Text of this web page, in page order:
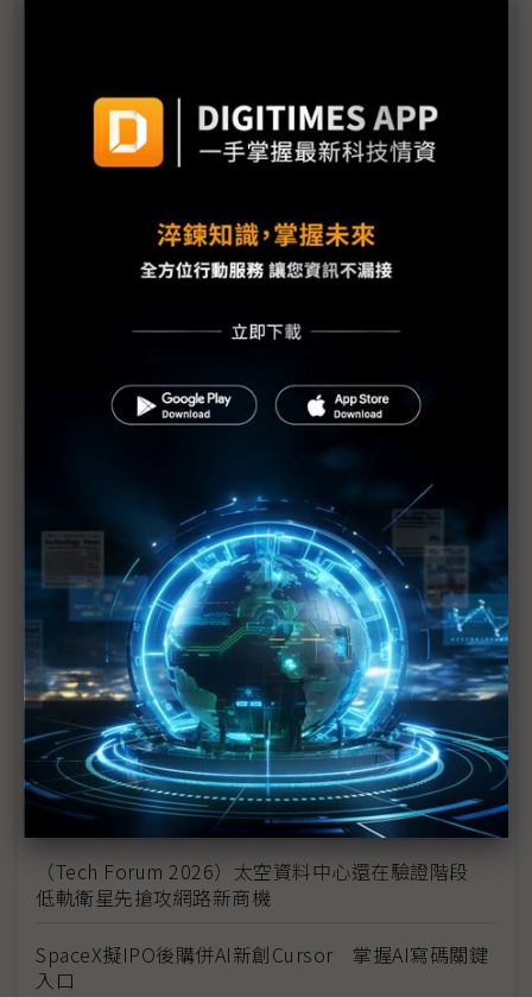
Elon Musk以火星夢打造資本敘事 SpaceX IPO瞄準
星際殖民入場券？
Starlink再奪美航大單 SpaceX IPO前加速擴張航空
空供電夢
星際獨裁者誕生？SpaceX打造強控制IPO架構 Elon
Musk鎖定長期戰略主導權
SpaceX IPO揭驚人燒錢真相 Starlink獨撐獲利、火
星願景恐吞噬資本
從Starlink到太空資料中心 SpaceX重塑全球AI與航
太競爭格局
Jeff Bezos暢談AI與科技未來 看好太空資料中心發
展前景
SpaceX正式啟動史詩級IPO Starlink獲利難掩AI與
Starship虧損
（Tech Forum 2026）太空資料中心還在驗證階段
低軌衛星先搶攻網路新商機
SpaceX擬IPO後購併AI新創Cursor 掌握AI寫碼關鍵
入口